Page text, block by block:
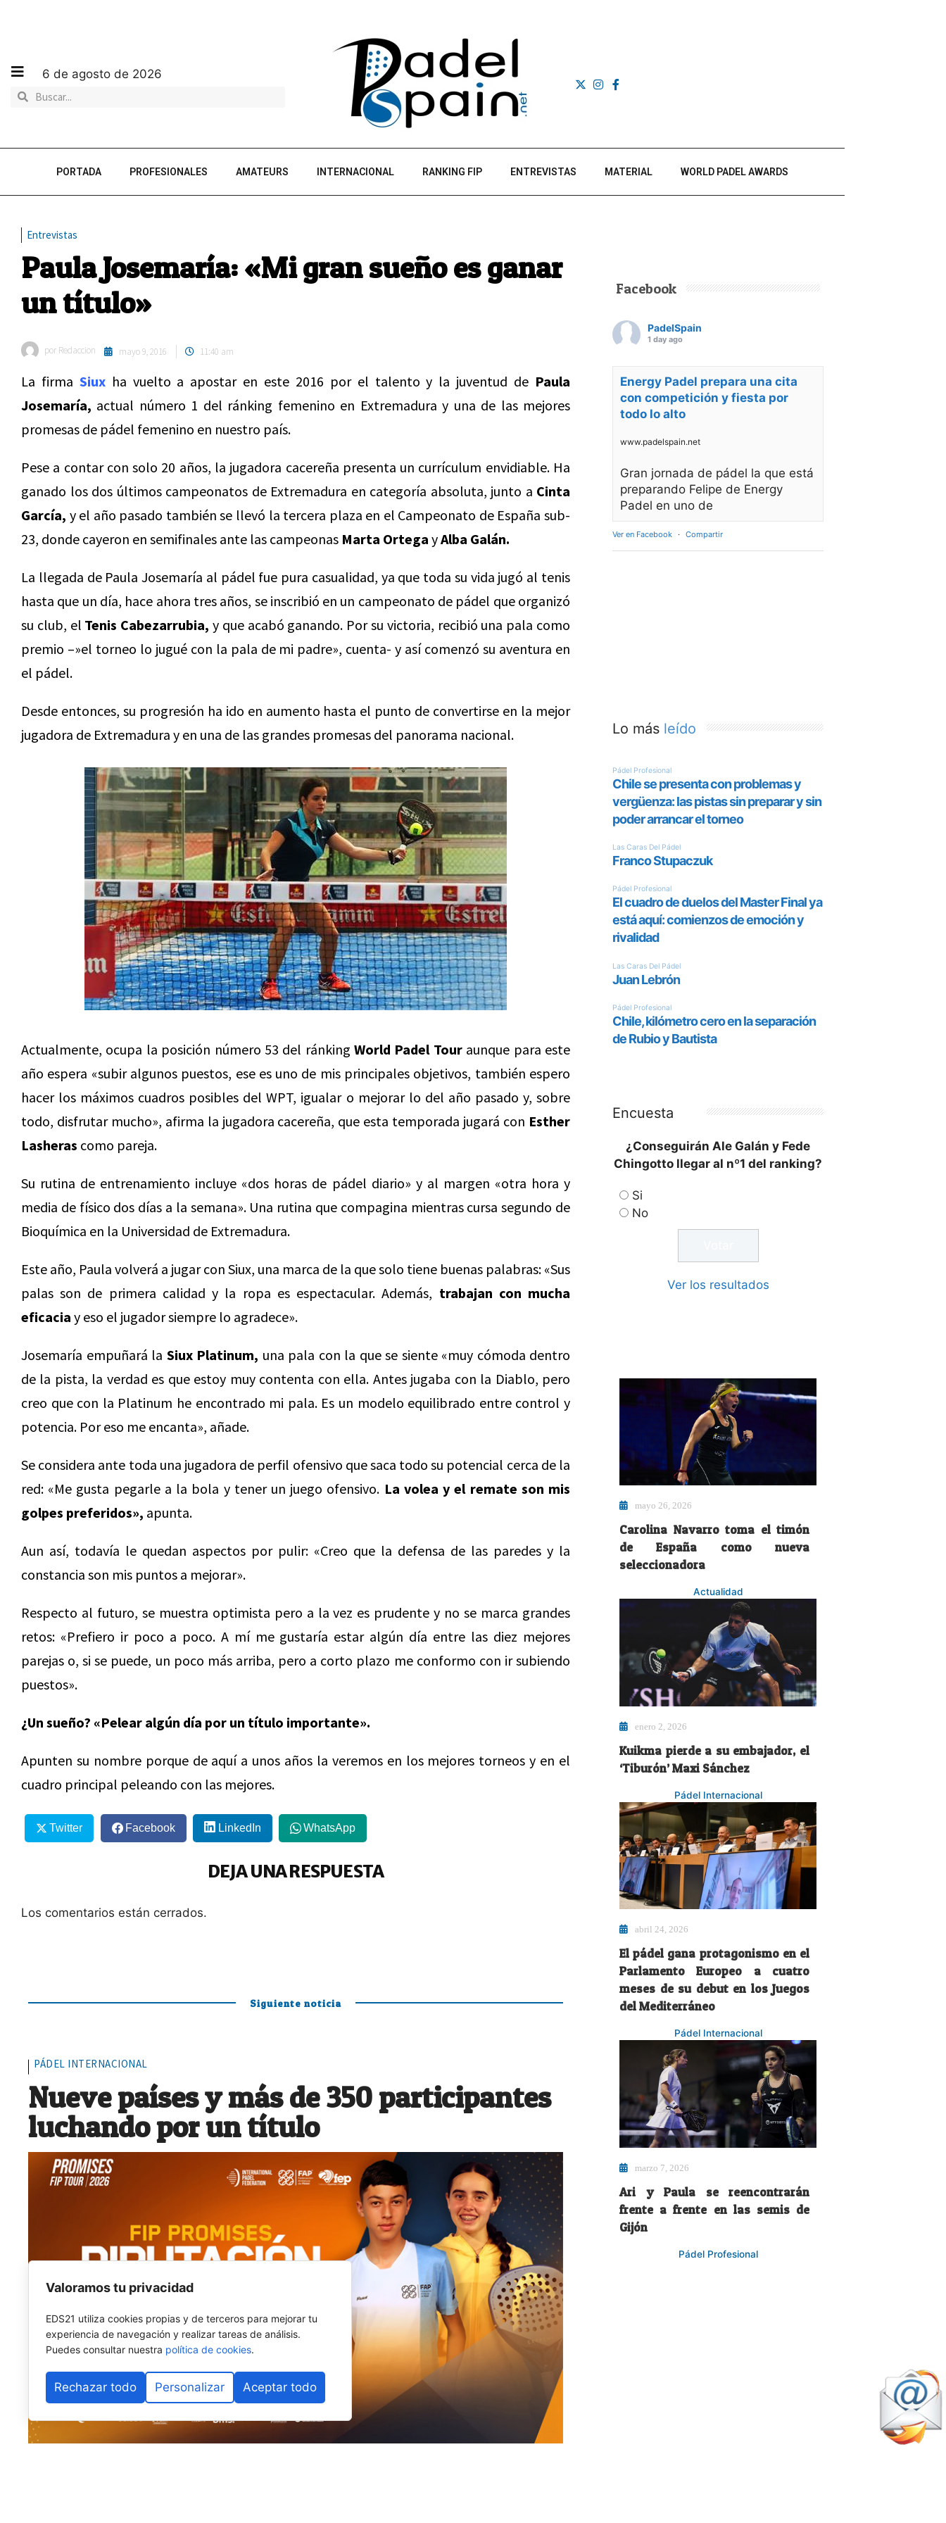
6 de agosto de 2026
PORTADA PROFESIONALES AMATEURS INTERNACIONAL RANKING FIP ENTREVISTAS MATERIAL WORLD PADEL AWARDS
Entrevistas
Paula Josemaría: «Mi gran sueño es ganar
un título»
por Redaccion mayo 9, 2016 11:40 am
La firma Siuxha vuelto a apostar en este 2016 por el talento y la juventud de Paula
Josemaría, actual número 1 del ránking femenino en Extremadura y una de las mejores
promesas de pádel femenino en nuestro país.
Pese a contar con solo 20 años, la jugadora cacereña presenta un currículum envidiable. Ha
ganado los dos últimos campeonatos de Extremadura en categoría absoluta, junto a Cinta
García, y el año pasado también se llevó la tercera plaza en el Campeonato de España sub-
23, donde cayeron en semifinales ante las campeonas Marta Ortega yAlba Galán.
La llegada de Paula Josemaría al pádel fue pura casualidad, ya que toda su vida jugó al tenis
hasta que un día, hace ahora tres años, se inscribió en un campeonato de pádel que organizó
su club, el Tenis Cabezarrubia, y que acabó ganando. Por su victoria, recibió una pala como
premio –»el torneo lo jugué con la pala de mi padre», cuenta- y así comenzó su aventura en
el pádel.
Desde entonces, su progresión ha ido en aumento hasta el punto de convertirse en la mejor
jugadora de Extremadura y en una de las grandes promesas del panorama nacional.
Actualmente, ocupa la posición número 53 del ránkingWorld Padel Touraunque para este
año espera «subir algunos puestos, ese es uno de mis principales objetivos, también espero
hacer los máximos cuadros posibles del WPT, igualar o mejorar lo del año pasado y, sobre
todo, disfrutar mucho», afirma la jugadora cacereña, que esta temporada jugará con Esther
Lasheras como pareja.
Su rutina de entrenamiento incluye «dos horas de pádel diario» y al margen «otra hora y
media de físico dos días a la semana». Una rutina que compagina mientras cursa segundo de
Bioquímica en la Universidad de Extremadura.
Este año, Paula volverá a jugar con Siux, una marca de la que solo tiene buenas palabras: «Sus
palas son de primera calidad y la ropa es espectacular. Además, trabajan con mucha
eficacia y eso el jugador siempre lo agradece».
Josemaría empuñará la Siux Platinum, una pala con la que se siente «muy cómoda dentro
de la pista, la verdad es que estoy muy contenta con ella. Antes jugaba con la Diablo, pero
creo que con la Platinum he encontrado mi pala. Es un modelo equilibrado entre control y
potencia. Por eso me encanta», añade.
Se considera ante toda una jugadora de perfil ofensivo que saca todo su potencial cerca de la
red: «Me gusta pegarle a la bola y tener un juego ofensivo. La volea y el remate son mis
golpes preferidos», apunta.
Aun así, todavía le quedan aspectos por pulir: «Creo que la defensa de las paredes y la
constancia son mis puntos a mejorar».
Respecto al futuro, se muestra optimista pero a la vez es prudente y no se marca grandes
retos: «Prefiero ir poco a poco. A mí me gustaría estar algún día entre las diez mejores
parejas o, si se puede, un poco más arriba, pero a corto plazo me conformo con ir subiendo
puestos».
¿Un sueño? «Pelear algún día por un título importante».
Apunten su nombre porque de aquí a unos años la veremos en los mejores torneos y en el
cuadro principal peleando con las mejores.
Twitter Facebook LinkedIn WhatsApp
DEJA UNA RESPUESTA
Los comentarios están cerrados.
Siguiente noticia
PÁDEL INTERNACIONAL
Nueve países y más de 350 participantes
luchando por un título
Facebook
PadelSpain
1 day ago
Energy Padel prepara una cita
con competición y fiesta por
todo lo alto
www.padelspain.net
Gran jornada de pádel la que está
preparando Felipe de Energy
Padel en uno de
Ver en Facebook · Compartir
Lo más leído
Encuesta
¿Conseguirán Ale Galán y Fede
Chingotto llegar al nº1 del ranking?
Si
No
Ver los resultados
mayo 26, 2026
Carolina Navarro toma el timón
de España como nueva
seleccionadora
Actualidad
enero 2, 2026
Kuikma pierde a su embajador, el
‘Tiburón’ Maxi Sánchez
Pádel Internacional
abril 24, 2026
El pádel gana protagonismo en el
Parlamento Europeo a cuatro
meses de su debut en los Juegos
del Mediterráneo
Pádel Internacional
marzo 7, 2026
Ari y Paula se reencontrarán
frente a frente en las semis de
Gijón
Pádel Profesional
Valoramos tu privacidad
EDS21 utiliza cookies propias y de terceros para mejorar tu
experiencia de navegación y realizar tareas de análisis.
Puedes consultar nuestra política de cookies.
Rechazar todo Personalizar Aceptar todo